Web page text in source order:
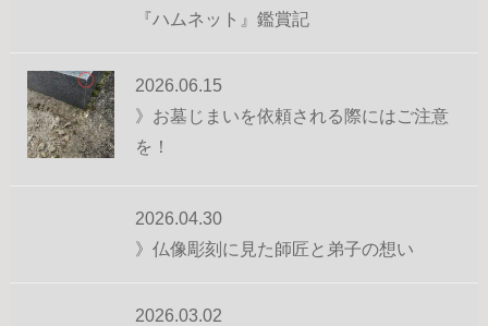
『ハムネット』鑑賞記
2026.06.15
》お墓じまいを依頼される際にはご注意
を！
2026.04.30
》仏像彫刻に見た師匠と弟子の想い
2026.03.02